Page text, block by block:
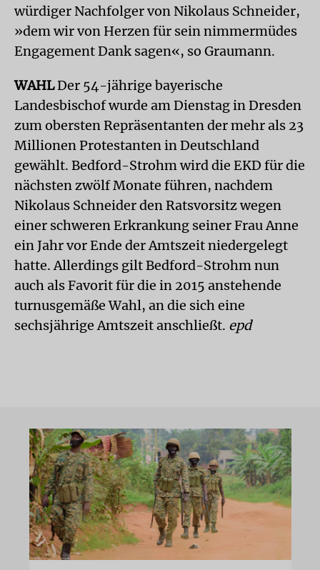
würdiger Nachfolger von Nikolaus Schneider,
»dem wir von Herzen für sein nimmermüdes
Engagement Dank sagen«, so Graumann.
WAHLDer 54-jährige bayerische
Landesbischof wurde am Dienstag in Dresden
zum obersten Repräsentanten der mehr als 23
Millionen Protestanten in Deutschland
gewählt. Bedford-Strohm wird die EKD für die
nächsten zwölf Monate führen, nachdem
Nikolaus Schneider den Ratsvorsitz wegen
einer schweren Erkrankung seiner Frau Anne
ein Jahr vor Ende der Amtszeit niedergelegt
hatte. Allerdings gilt Bedford-Strohm nun
auch als Favorit für die in 2015 anstehende
turnusgemäße Wahl, an die sich eine
sechsjährige Amtszeit anschließt. epd